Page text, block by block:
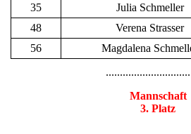
35
Julia Schmeller
48
Verena Strasser
56
Magdalena
Mannschaft
3. Platz